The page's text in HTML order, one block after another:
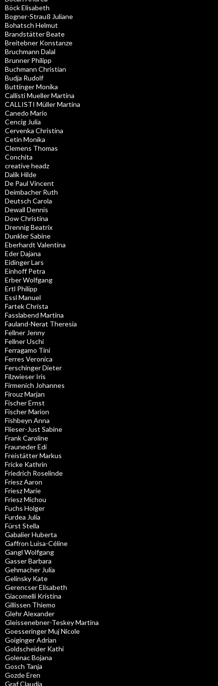
Böck Elisabeth
Bogner-Strauß Juliane
Bohatsch Helmut
Brandstätter Beate
Breitebner Konstanze
Bruchmann Dalal
Brunner Philipp
Buchmann Christian
Budja Rudolf
Buttinger Monika
Callisti Mueller Martina
CALLISTI Müller Martina
Canedo Mario
Cencig Julia
Cervenka Christina
Cetin Monika
Clemens Thomas
Conchita
creative headz
Dalik Hilde
De Paul Vincent
Deimbacher Ruth
Deutsch Carola
Dewall Dennis
Dow Christina
Drennig Beatrix
Dunkler Sabine
Eberhardt Valentina
Eder Dajana
Eidinger Lars
Einhoff Petra
Erber Wolfgang
Ertl Philipp
Essl Manuel
Fartek Christa
Fasslabend Martina
Fauland-Nerat Theresia
Fellner Jenny
Fellner Uschi
Ferragamo Tini
Ferres Veronica
Ferschinger Dieter
Filzwieser Iris
Firmenich Johannes
Firouz Marjan
Fischer Ernst
Fischer Marion
Fishbeyn Anna
Flieser-Just Sabine
Frank Caroline
Frauneder Edi
Freistätter Markus
Fricke Kathrin
Friedrich Roselinde
Friesz Aaron
Friesz Marie
Friesz Michou
Fuchs Holger
Furdea Julia
Fürst Stella
Gabalier Huberta
Gaffron Luisa-Céline
Gangl Wolfgang
Gasser Barbara
Gehmacher Julia
Gelinsky Kate
Gerencser Elisabeth
Giacomelli Kristina
Gillissen Thiemo
Glehr Alexander
Gleissenebner-Teskey Martina
Goesseringer Muj Nicole
Goiginger Adrian
Goldscheider Kathi
Golenac Bojana
Gosch Tanja
Gozde Eren
Graf Claudia